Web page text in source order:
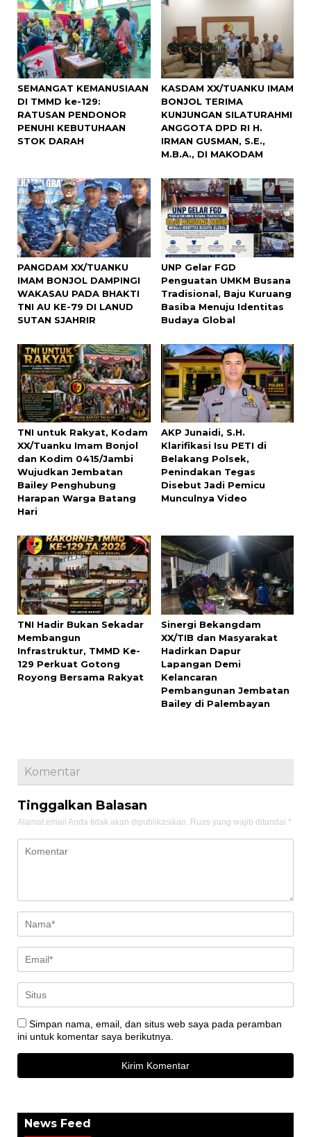
SEMANGAT KEMANUSIAAN
DI TMMD ke-129:
RATUSAN PENDONOR
PENUHI KEBUTUHAAN
STOK DARAH
KASDAM XX/TUANKU IMAM
BONJOL TERIMA
KUNJUNGAN SILATURAHMI
ANGGOTA DPD RI H.
IRMAN GUSMAN, S.E.,
M.B.A., DI MAKODAM
PANGDAM XX/TUANKU
IMAM BONJOL DAMPINGI
WAKASAU PADA BHAKTI
TNI AU KE-79 DI LANUD
SUTAN SJAHRIR
UNP Gelar FGD
Penguatan UMKM Busana
Tradisional, Baju Kuruang
Basiba Menuju Identitas
Budaya Global
TNI untuk Rakyat, Kodam
XX/Tuanku Imam Bonjol
dan Kodim 0415/Jambi
Wujudkan Jembatan
Bailey Penghubung
Harapan Warga Batang
Hari
AKP Junaidi, S.H.
Klarifikasi Isu PETI di
Belakang Polsek,
Penindakan Tegas
Disebut Jadi Pemicu
Munculnya Video
TNI Hadir Bukan Sekadar
Membangun
Infrastruktur, TMMD Ke-
129 Perkuat Gotong
Royong Bersama Rakyat
Sinergi Bekangdam
XX/TIB dan Masyarakat
Hadirkan Dapur
Lapangan Demi
Kelancaran
Pembangunan Jembatan
Bailey di Palembayan
Komentar
Tinggalkan Balasan
Alamat email Anda tidak akan dipublikasikan. Ruas yang wajib ditandai *
Simpan nama, email, dan situs web saya pada peramban
ini untuk komentar saya berikutnya.
News Feed